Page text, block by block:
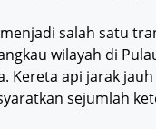
salah satu
wilayah di
Kereta api jarak
sejumlah